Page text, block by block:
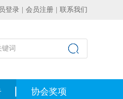
登录 会员注册 联系我们
协会奖项